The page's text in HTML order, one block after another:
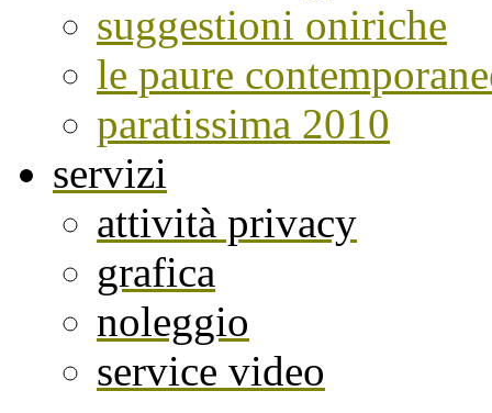
suggestioni oniriche
le paure
paratissima 2010
servizi
attività privacy
grafica
noleggio
service video